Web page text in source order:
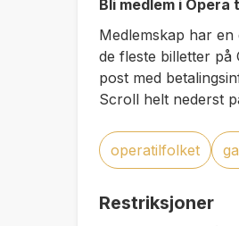
Bli medlem i Opera
Medlemskap har
de fleste billetter på
post med
Scroll helt nederst
operatilfolket
Restriksjoner